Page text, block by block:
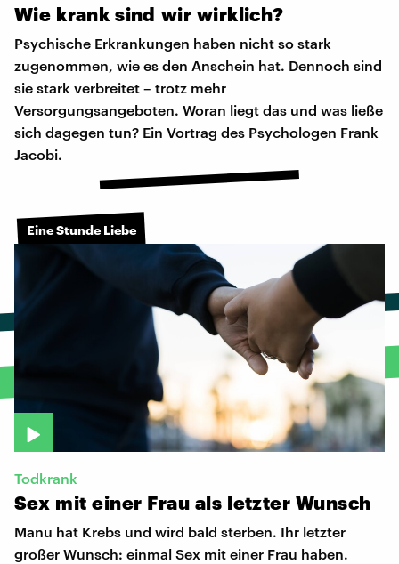
Wie krank sind wir wirklich?
Psychische Erkrankungen haben nicht so stark
zugenommen, wie es den Anschein hat. Dennoch sind
sie stark verbreitet – trotz mehr
Versorgungsangeboten. Woran liegt das und was ließe
sich dagegen tun? Ein Vortrag des Psychologen Frank
Jacobi.
Eine Stunde Liebe
Todkrank
Sex mit einer Frau als letzter Wunsch
Manu hat Krebs und wird bald sterben. Ihr letzter
großer Wunsch: einmal Sex mit einer Frau haben.